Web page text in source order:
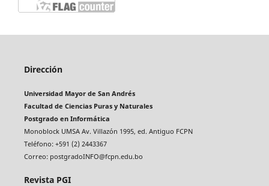
Dirección
Universidad Mayor de San Andrés
Facultad de Ciencias Puras y Naturales
Postgrado en Informática
Monoblock UMSA Av. Villazón 1995, ed. Antiguo FCPN
Teléfono: +591 (2) 2443367
Correo: postgradoINFO@fcpn.edu.bo
Revista PGI